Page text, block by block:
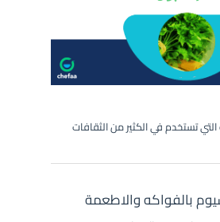
تستخدم في الكثير من الثقافات
بالفواكه والاطعمة